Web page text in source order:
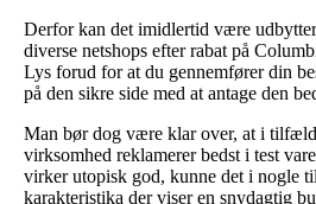
Derfor kan det imidlertid være
diverse netshops efter rabat på
Lys forud for at du gennemfører din
på den sikre side med at antage den
Man bør dog være klar over, at i
virksomhed reklamerer bedst i test
virker utopisk god, kunne det i nogle
karakteristika der viser en snydagtig